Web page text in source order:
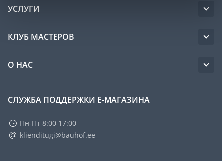
УСЛУГИ
КЛУБ МАСТЕРОВ
О НАС
СЛУЖБА ПОДДЕРЖКИ Е-МАГАЗИНА
Пн-Пт 8:00-17:00
klienditugi@bauhof.ee